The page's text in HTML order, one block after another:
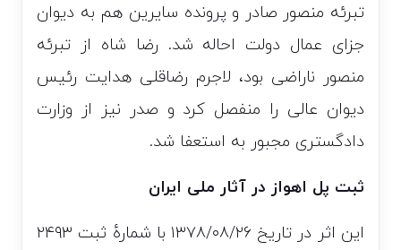
تبرئه منصور صادر و پرونده سایرین هم به دیوان
جزای عمال دولت احاله شد. رضا شاه از تبرئه
منصور ناراضی بود، لاجرم رضاقلی هدایت رئیس
دیوان عالی را منفصل کرد و صدر نیز از وزارت
دادگستری مجبور به استعفا شد.
ثبت پل اهواز در آثار ملی ایران
این اثر در تاریخ ۱۳۷۸/۰۸/۲۶ با شمارهٔ ثبت ۲۴۹۳